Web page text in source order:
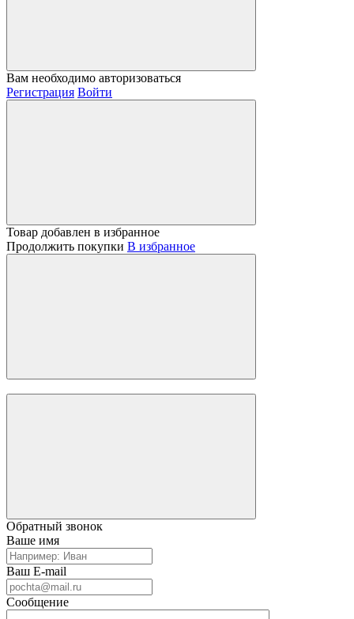
Вам необходимо авторизоваться
Регистрация Войти
Товар добавлен в избранное
Продолжить покупки В избранное
Обратный звонок
Ваше имя
Ваш E-mail
Сообщение